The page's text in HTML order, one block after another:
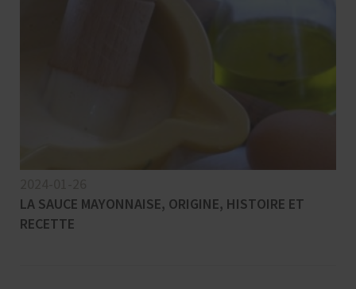
LA SAUCE MAYONNAISE, ORIGINE, HISTOIRE ET
RECETTE